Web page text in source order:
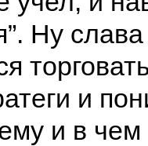
Ну
и
и в